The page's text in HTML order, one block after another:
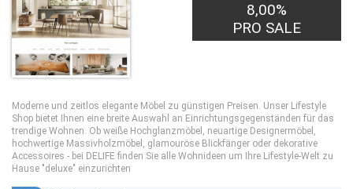
8,00%
PRO SALE
Moderne und zeitlos elegante Möbel zu günstigen Preisen. Unser Lifestyle
Shop bietet Ihnen eine breite Auswahl an Einrichtungsgegenständen für das
trendige Wohnen. Ob weiße Hochglanzmöbel, neuartige Designermöbel,
hochwertige Massivholzmöbel, glamouröse Blickfänger oder dekorative
Accessoires - bei DELIFE finden Sie alle Wohnideen um Ihre Lifestyle-Welt zu
Hause "deluxe" einzurichten